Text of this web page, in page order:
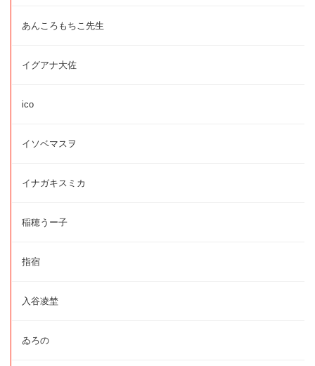
あんころもちこ先生
イグアナ大佐
ico
イソベマスヲ
イナガキスミカ
稲穂うー子
指宿
入谷凌埜
ゐろの